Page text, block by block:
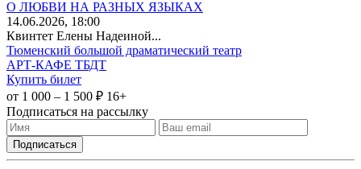
О ЛЮБВИ НА РАЗНЫХ ЯЗЫКАХ
14.06.2026, 18:00
Квинтет Елены Надеиной...
Тюменский большой драматический театр
АРТ-КАФЕ ТБДТ
Купить билет
от 1 000 – 1 500 ₽ 16+
Подписаться на рассылку